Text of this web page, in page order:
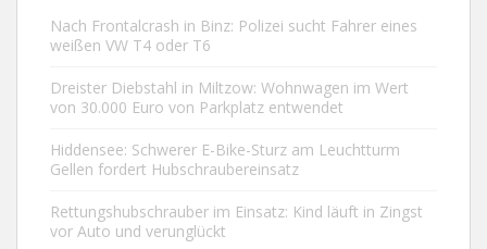
Nach Frontalcrash in Binz: Polizei sucht Fahrer eines
weißen VW T4 oder T6
Dreister Diebstahl in Miltzow: Wohnwagen im Wert
von 30.000 Euro von Parkplatz entwendet
Hiddensee: Schwerer E-Bike-Sturz am Leuchtturm
Gellen fordert Hubschraubereinsatz
Rettungshubschrauber im Einsatz: Kind läuft in Zingst
vor Auto und verunglückt